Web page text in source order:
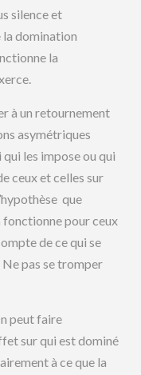
silence et
la domination
la
à un retournement
asymétriques
les impose ou qui
ceux et celles sur
que
pour ceux
de ce qui se
Ne pas se tromper
peut faire
sur qui est dominé
à ce que la